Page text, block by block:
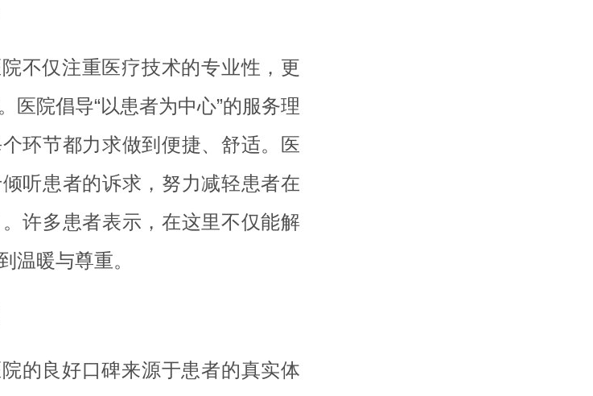
不仅注重医疗技术的专业性，更
医院倡导“以患者为中心”的服务理
环节都力求做到便捷、舒适。医
听患者的诉求，努力减轻患者在
许多患者表示，在这里不仅能解
温暖与尊重。
的良好口碑来源于患者的真实体